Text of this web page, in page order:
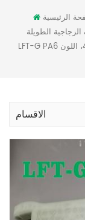
الرئيسية
LFT-G PA6 بولي أميد 6، حشو نايلون 6، ألياف زجاجية طويلة 40، اللون
الاقسام